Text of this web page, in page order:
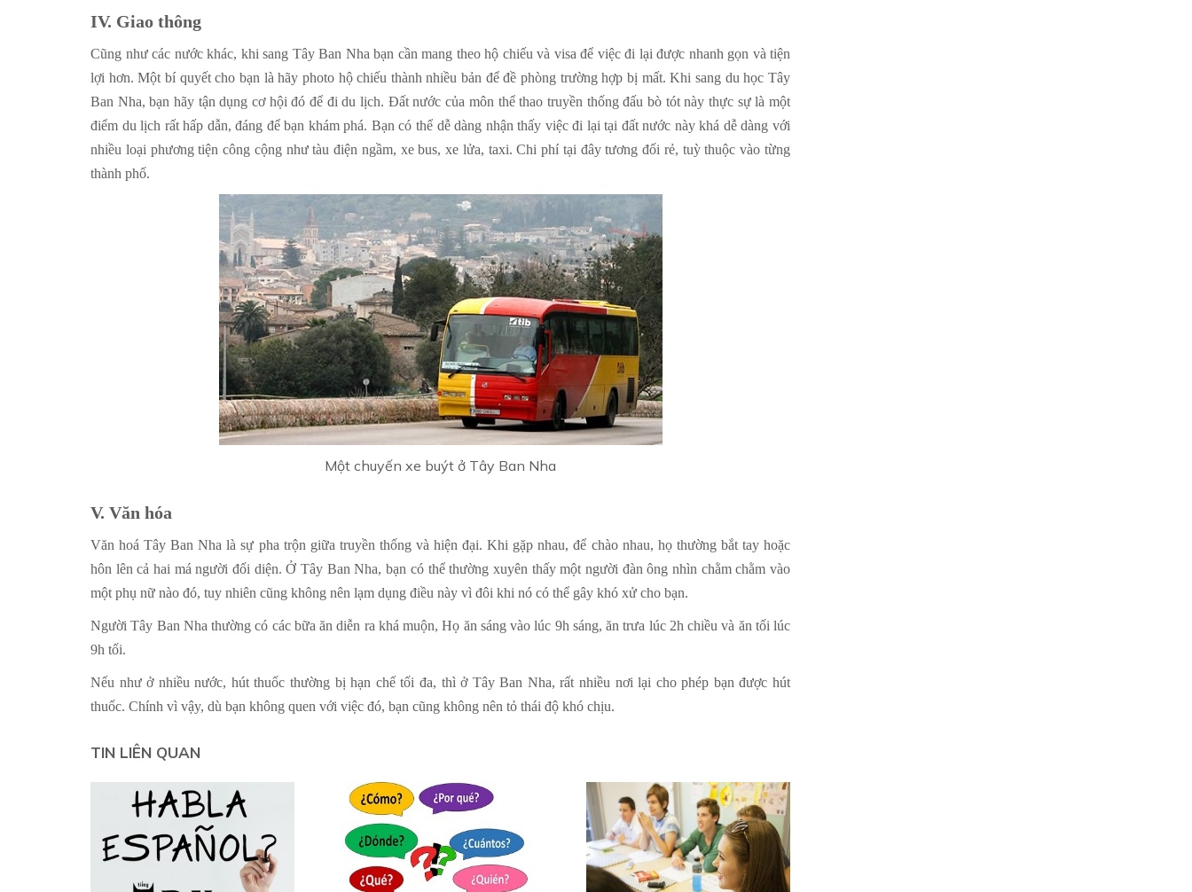
IV. Giao thông
Cũng như các nước khác, khi sang Tây Ban Nha bạn cần mang theo hộ chiếu và visa để việc đi lại được nhanh gọn và tiện
lợi hơn. Một bí quyết cho bạn là hãy photo hộ chiếu thành nhiều bản để đề phòng trường hợp bị mất. Khi sang du học Tây
Ban Nha, bạn hãy tận dụng cơ hội đó để đi du lịch. Đất nước của môn thể thao truyền thống đấu bò tót này thực sự là một
điểm du lịch rất hấp dẫn, đáng để bạn khám phá. Bạn có thể dễ dàng nhận thấy việc đi lại tại đất nước này khá dễ dàng với
nhiều loại phương tiện công cộng như tàu điện ngầm, xe bus, xe lửa, taxi. Chi phí tại đây tương đối rẻ, tuỳ thuộc vào từng
thành phố.
Một chuyến xe buýt ở Tây Ban Nha
V. Văn hóa
Văn hoá Tây Ban Nha là sự pha trộn giữa truyền thống và hiện đại. Khi gặp nhau, để chào nhau, họ thường bắt tay hoặc
hôn lên cả hai má người đối diện. Ở Tây Ban Nha, bạn có thể thường xuyên thấy một người đàn ông nhìn chằm chằm vào
một phụ nữ nào đó, tuy nhiên cũng không nên lạm dụng điều này vì đôi khi nó có thể gây khó xử cho bạn.
Người Tây Ban Nha thường có các bữa ăn diễn ra khá muộn, Họ ăn sáng vào lúc 9h sáng, ăn trưa lúc 2h chiều và ăn tối lúc
9h tối.
Nếu như ở nhiều nước, hút thuốc thường bị hạn chế tối đa, thì ở Tây Ban Nha, rất nhiều nơi lại cho phép bạn được hút
thuốc. Chính vì vậy, dù bạn không quen với việc đó, bạn cũng không nên tỏ thái độ khó chịu.
TIN LIÊN QUAN